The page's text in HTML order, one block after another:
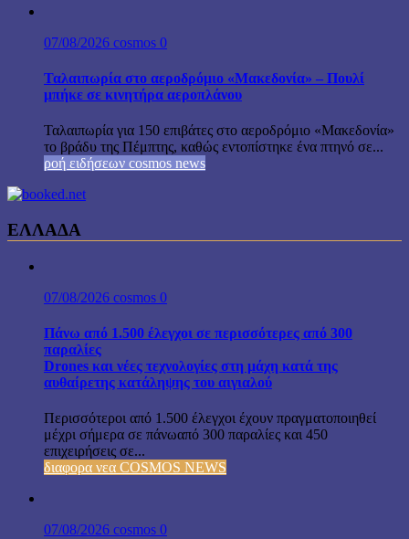
07/08/2026 cosmos 0
Ταλαιπωρία στο αεροδρόμιο «Μακεδονία» – Πουλί
μπήκε σε κινητήρα αεροπλάνου
Ταλαιπωρία για 150 επιβάτες στο αεροδρόμιο «Μακεδονία»
το βράδυ της Πέμπτης, καθώς εντοπίστηκε ένα πτηνό σε...
ροή ειδήσεων cosmos news
ΕΛΛΑΔΑ
07/08/2026 cosmos 0
Πάνω από 1.500 έλεγχοι σε περισσότερες από 300
παραλίες
Drones και νέες τεχνολογίες στη μάχη κατά της
αυθαίρετης κατάληψης του αιγιαλού
Περισσότεροι από 1.500 έλεγχοι έχουν πραγματοποιηθεί
μέχρι σήμερα σε πάνωαπό 300 παραλίες και 450
επιχειρήσεις σε...
διαφορα νεα COSMOS NEWS
07/08/2026 cosmos 0